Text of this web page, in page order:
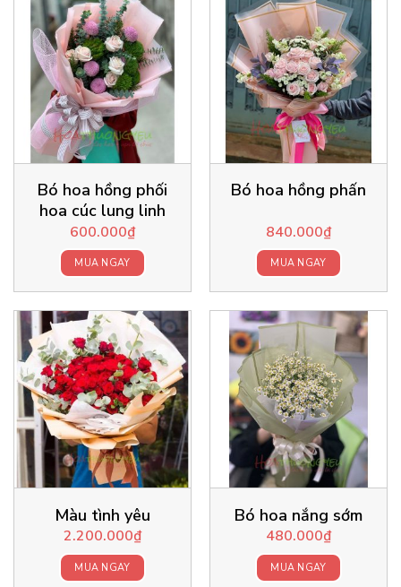
Bó hoa hồng phối
hoa cúc lung linh
600.000₫
MUA NGAY
Bó hoa hồng phấn
840.000₫
MUA NGAY
Màu tình yêu
2.200.000₫
MUA NGAY
Bó hoa nắng sớm
480.000₫
MUA NGAY